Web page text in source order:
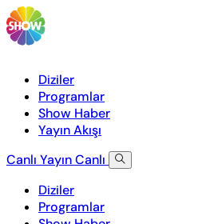
Diziler
Programlar
Show Haber
Yayın Akışı
Canlı YayınCanlı
Diziler
Programlar